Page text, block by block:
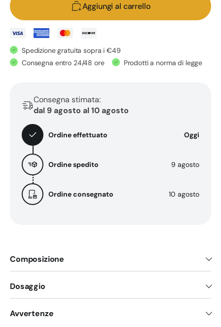
OIL
DOG
-
Olio
rilassante
cani
ricco
vitamine
CBD
OIL
DOG
-
Olio
cani
ricco
vitamine
Aggiungi al carrello
Spedizione gratuita sopra i €49
Consegna entro 24/48 ore
Prodotti a norma di legge
Consegna stimata:
dal 9 agosto al 10 agosto
Ordine effettuato Oggi
Ordine spedito 9 agosto
Ordine consegnato 10 agosto
Composizione
Dosaggio
Avvertenze